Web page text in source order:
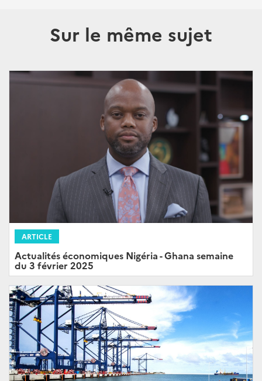
Sur le même sujet
ARTICLE
Actualités économiques Nigéria - Ghana semaine
du 3 février 2025